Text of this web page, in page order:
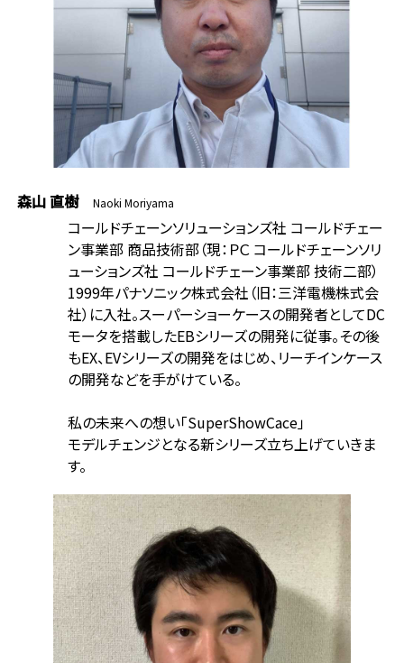
森山 直樹Naoki Moriyama
コールドチェーンソリューションズ社 コールドチェー
ン事業部 商品技術部（現：ＰＣ コールドチェーンソリ
ューションズ社 コールドチェーン事業部 技術二部）
1999年パナソニック株式会社（旧：三洋電機株式会
社）に入社。スーパーショーケースの開発者としてDC
モータを搭載したEBシリーズの開発に従事。その後
もEX、EVシリーズの開発をはじめ、リーチインケース
の開発などを手がけている。
私の未来への想い「SuperShowCace」
モデルチェンジとなる新シリーズ立ち上げていきま
す。